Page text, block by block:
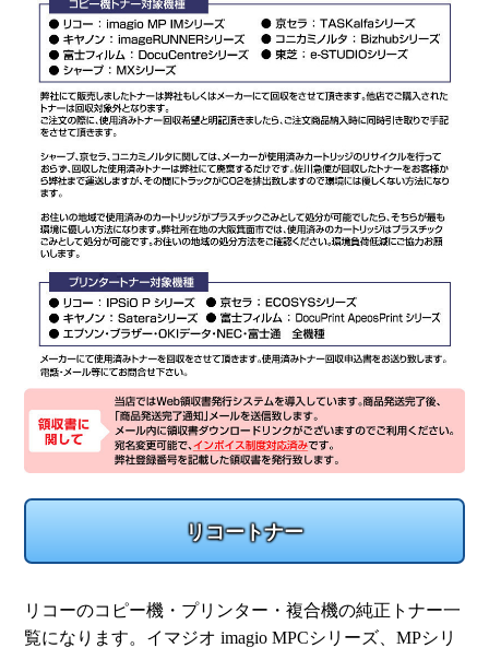
リコートナー
リコーのコピー機・プリンター・複合機の純正トナー一
覧になります。イマジオ imagio MPCシリーズ、MPシリ